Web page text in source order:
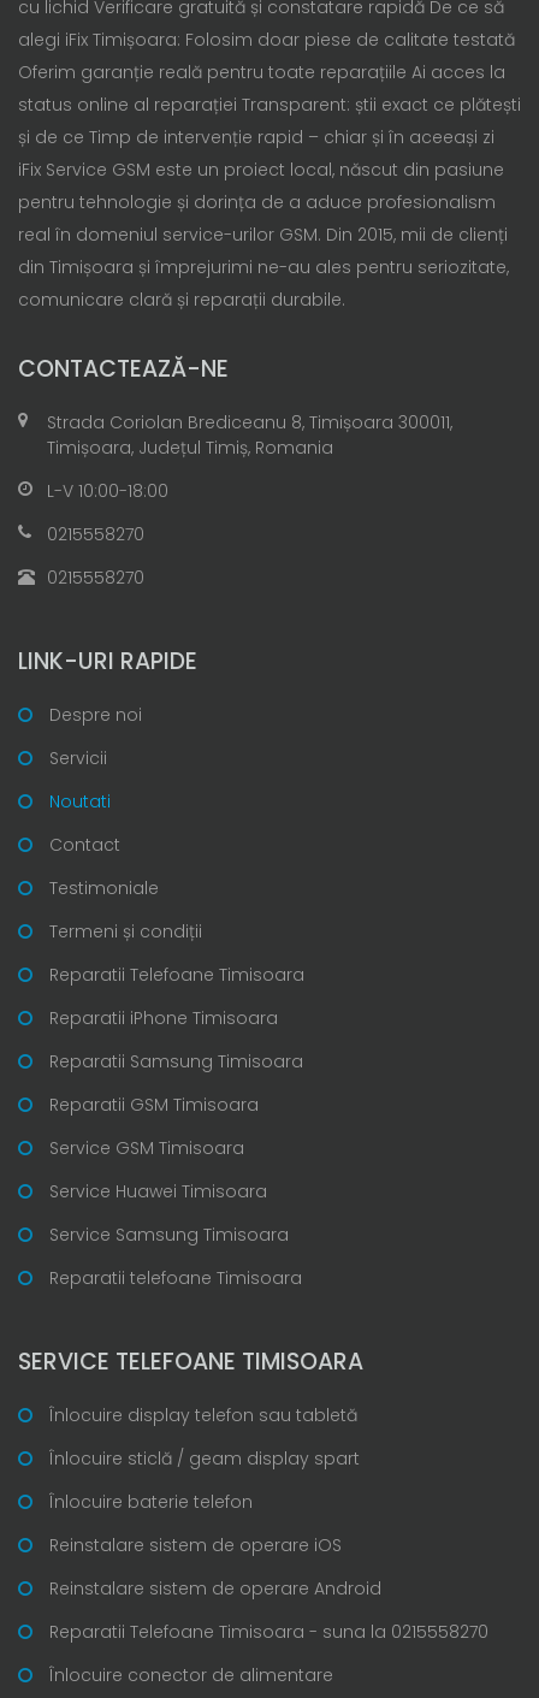
cu lichid Verificare gratuită și constatare rapidă De ce să
alegi iFix Timișoara: Folosim doar piese de calitate testată
Oferim garanție reală pentru toate reparațiile Ai acces la
status online al reparației Transparent: știi exact ce plătești
și de ce Timp de intervenție rapid – chiar și în aceeași zi
iFix Service GSM este un proiect local, născut din pasiune
pentru tehnologie și dorința de a aduce profesionalism
real în domeniul service-urilor GSM. Din 2015, mii de clienți
din Timișoara și împrejurimi ne-au ales pentru seriozitate,
comunicare clară și reparații durabile.
CONTACTEAZĂ-NE
Strada Coriolan Brediceanu 8, Timișoara 300011,
Timișoara, Județul Timiș, Romania
L-V 10:00-18:00
0215558270
0215558270
LINK-URI RAPIDE
Despre noi
Servicii
Noutati
Contact
Testimoniale
Termeni și condiții
Reparatii Telefoane Timisoara
Reparatii iPhone Timisoara
Reparatii Samsung Timisoara
Reparatii GSM Timisoara
Service GSM Timisoara
Service Huawei Timisoara
Service Samsung Timisoara
Reparatii telefoane Timisoara
SERVICE TELEFOANE TIMISOARA
Înlocuire display telefon sau tabletă
Înlocuire sticlă / geam display spart
Înlocuire baterie telefon
Reinstalare sistem de operare iOS
Reinstalare sistem de operare Android
Reparatii Telefoane Timisoara - suna la 0215558270
Înlocuire conector de alimentare